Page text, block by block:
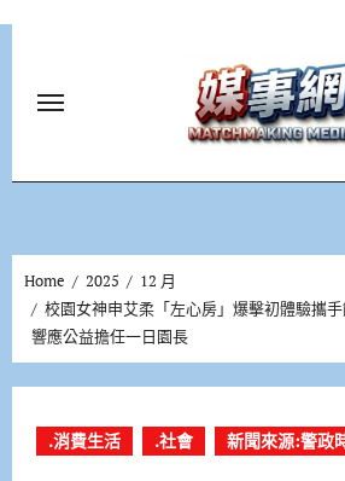
Home 2025
12 月
校園女神申艾柔「左心房」爆擊初體驗攜
響應公益擔任一日園長
.消費生活 .社會 新聞來源:警政